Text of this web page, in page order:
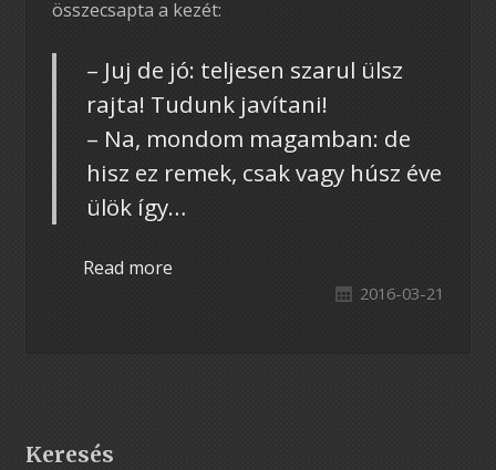
összecsapta a kezét:
– Juj de jó: teljesen szarul ülsz
rajta! Tudunk javítani!
– Na, mondom magamban: de
hisz ez remek, csak vagy húsz éve
ülök így…
Read more
2016-03-21
Keresés